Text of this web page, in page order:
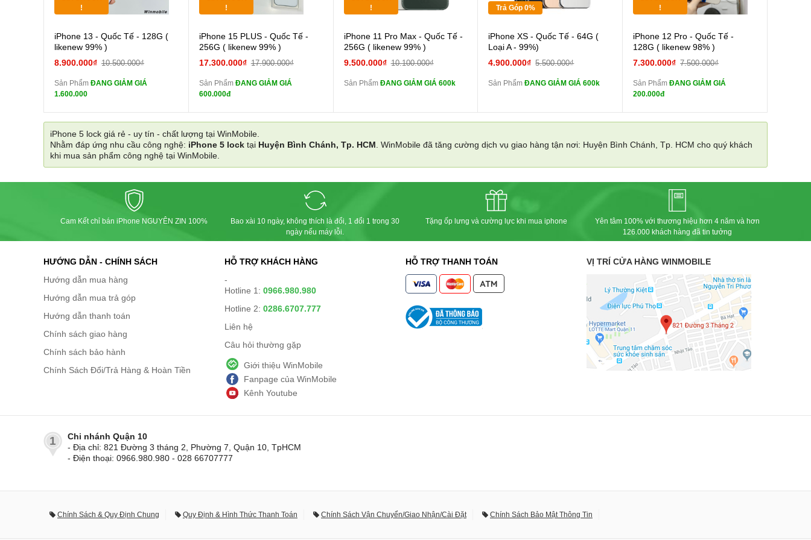
!
Cường lực 10D full
màn
tai nghe iPhone 6S
Pin dự phòng và
các Phụ Kiện Khác
iPhone 13 - Quốc Tế - 128G (
likenew 99% )
8.900.000₫ 10.500.000₫
Sản Phẩm ĐANG GIẢM GIÁ
1.600.000
!
Cường lực 10D full
màn
tai nghe iPhone 6S
Pin dự phòng và
iPhone 15 PLUS - Quốc Tế -
256G ( likenew 99% )
17.300.000₫ 17.900.000₫
Sản Phẩm ĐANG GIẢM GIÁ
600.000đ
!
Cường lực 10D full
màn
tai nghe iPhone 6S
Pin dự phòng và
iPhone 11 Pro Max - Quốc Tế -
256G ( likenew 99% )
9.500.000₫ 10.100.000₫
Sản Phẩm ĐANG GIẢM GIÁ 600k
Trả Góp 0%
Tặng
Cường lực 10D full
màn
tai nghe iPhone 6S
Pin dự phòng và
iPhone XS - Quốc Tế - 64G (
Loại A - 99%)
4.900.000₫ 5.500.000₫
Sản PhẩmĐANG GIẢM GIÁ 600k
!
Cường lực 10D full
màn
tai nghe iPhone 6S
Pin dự phòng và
iPhone 12 Pro - Quốc Tế -
128G ( likenew 98% )
7.300.000₫ 7.500.000₫
Sản PhẩmĐANG GIẢM GIÁ
200.000đ
iPhone 5 lock giá rẻ - uy tín - chất lượng tại WinMobile.
Nhằm đáp ứng nhu cầu công nghệ: iPhone 5 lock tại Huyện Bình Chánh, Tp. HCM . WinMobile đã tăng cường dịch vụ giao hàng tận nơi: Huyện Bình Chánh, Tp. HCM cho quý khách
khi mua sản phẩm công nghệ tại WinMobile.
Cam Kết chỉ bán iPhone NGUYÊN ZIN 100%
Bao xài 10 ngày, không thích là đổi, 1 đổi 1 trong 30
ngày nếu máy lỗi.
Tặng ốp lưng và cường lực khi mua iphone
Yên tâm 100% với thương hiệu hơn 4 năm và hơn
126.000 khách hàng đã tin tưởng
HƯỚNG DẪN - CHÍNH SÁCH
Hướng dẫn mua hàng
Hướng dẫn mua trả góp
Hướng dẫn thanh toán
Chính sách giao hàng
Chính sách bảo hành
Chính Sách Đổi/Trả Hàng & Hoàn Tiền
HỖ TRỢ KHÁCH HÀNG
-
Hotline 1: 0966.980.980
Hotline 2: 0286.6707.777
Liên hệ
Câu hỏi thường gặp
Giới thiệu WinMobile
Fanpage của WinMobile
Kênh Youtube
HỖ TRỢ THANH TOÁN VỊ TRÍ CỬA HÀNG WINMOBILE
1
Chi nhánh Quận 10
- Địa chỉ: 821 Đường 3 tháng 2, Phường 7, Quận 10, TpHCM
- Điện thoại: 0966.980.980 - 028 66707777
Chính Sách & Quy Định Chung Quy Định & Hình Thức Thanh Toán Chính Sách Vận Chuyển/Giao Nhận/Cài Đặt Chính Sách Bảo Mật Thông Tin